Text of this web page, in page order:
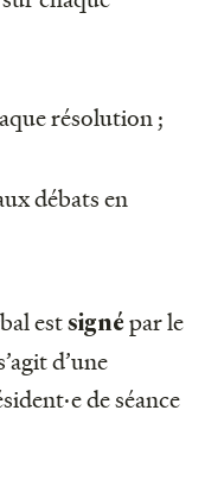
résolution ;
débats en
estsignépar le
d’une
de séance